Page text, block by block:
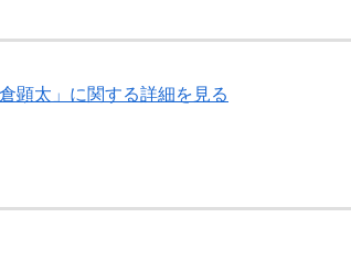
顕太」に関する詳細を見る